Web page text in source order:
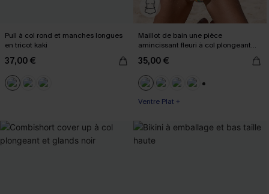
Pull à col rond et manches longues
en tricot kaki
37,00 €
Maillot de bain une pièce
amincissant fleuri à col plongeant
35,00 €
Ventre Plat +